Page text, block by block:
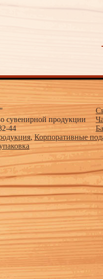
сувенирной продукции
44
, Корпоративные